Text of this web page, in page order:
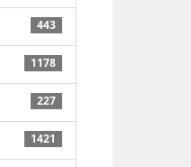
443
1178
227
1421